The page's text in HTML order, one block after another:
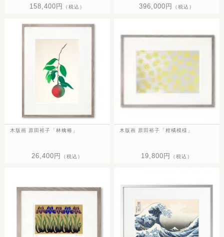
158,400円 （税込） 396,000円 （税込）
木版画 原田裕子「林檎椿」
26,400円 （税込）
木版画 原田裕子「柑橘模様」
19,800円 （税込）